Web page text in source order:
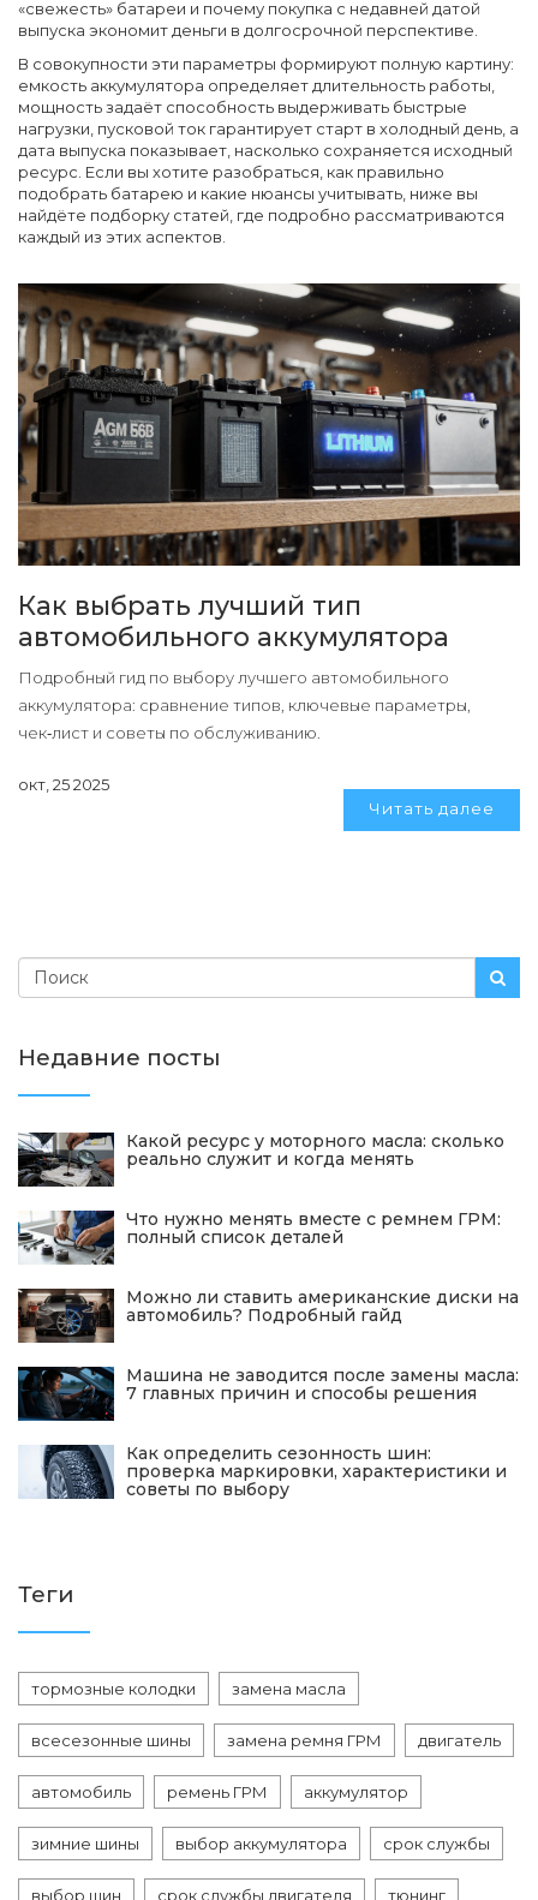
«свежесть» батареи и почему покупка с недавней датой
выпуска экономит деньги в долгосрочной перспективе.
В совокупности эти параметры формируют полную картину:
емкость аккумулятора определяет длительность работы,
мощностьзадаёт способность выдерживать быстрые
нагрузки, пусковой ток гарантирует старт в холодный день, а
дата выпуска показывает, насколько сохраняется исходный
ресурс. Если вы хотите разобраться, как правильно
подобрать батарею и какие нюансы учитывать, ниже вы
найдёте подборку статей, где подробно рассматриваются
каждый из этих аспектов.
Как выбрать лучший тип
автомобильного аккумулятора
Подробный гид по выбору лучшего автомобильного
аккумулятора: сравнение типов, ключевые параметры,
чек‑лист и советы по обслуживанию.
окт, 25 2025
Читать далее
Недавние посты
Какой ресурс у моторного масла: сколько
реально служит и когда менять
Что нужно менять вместе с ремнем ГРМ:
полный список деталей
Можно ли ставить американские диски на
автомобиль? Подробный гайд
Машина не заводится после замены масла:
7 главных причин и способы решения
Как определить сезонность шин:
проверка маркировки, характеристики и
советы по выбору
Теги
тормозные колодки замена масла
всесезонные шины замена ремня ГРМ двигатель
автомобиль ремень ГРМ аккумулятор
зимние шины выбор аккумулятора срок службы
выбор шин срок службы двигателя тюнинг